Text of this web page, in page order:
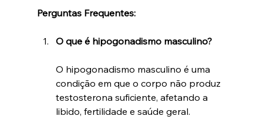
Perguntas Frequentes:
O que é hipogonadismo masculino?
O hipogonadismo masculino é uma
condição em que o corpo não produz
testosterona suficiente, afetando a
libido, fertilidade e saúde geral.